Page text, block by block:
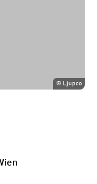
© Ljupco